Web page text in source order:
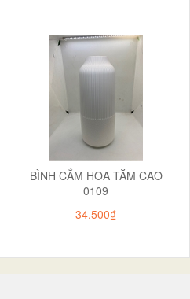
BÌNH CẮM HOA TĂM CAO
0109
34.500₫